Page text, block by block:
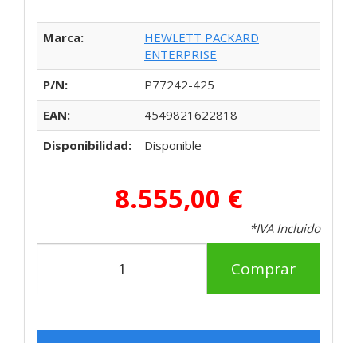
Marca:
HEWLETT PACKARD
ENTERPRISE
P/N:
P77242-425
EAN:
4549821622818
Disponibilidad:
Disponible
8.555,00 €
*IVA Incluido
Comprar